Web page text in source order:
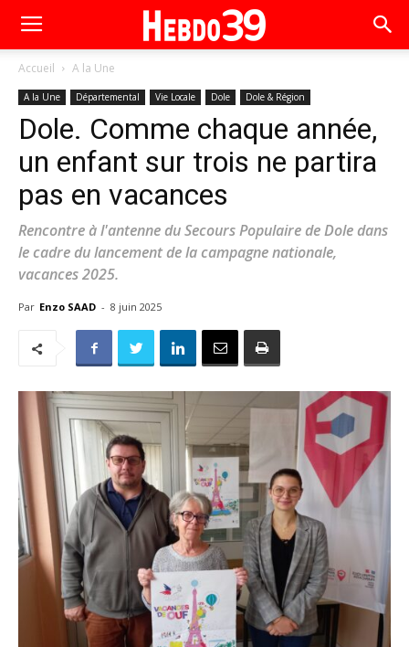
Accueil A la Une
A la Une Départemental Vie Locale Dole Dole & Région
Dole. Comme chaque année,
un enfant sur trois ne partira
pas en vacances
Rencontre à l'antenne du Secours Populaire de Dole dans
le cadre du lancement de la campagne nationale,
vacances 2025.
Par Enzo SAAD - 8 juin 2025